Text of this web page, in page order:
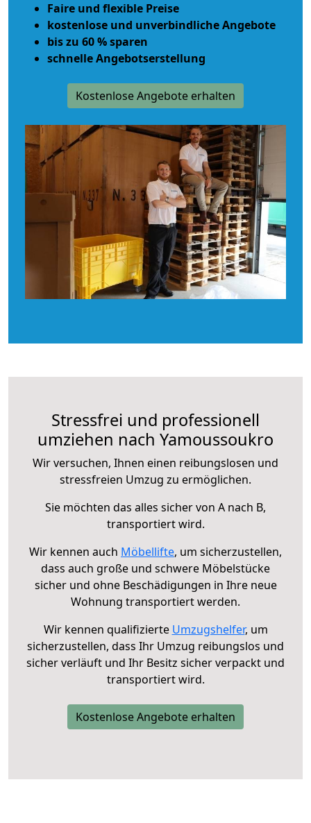
Faire und flexible Preise
kostenlose und unverbindliche Angebote
bis zu 60 % sparen
schnelle Angebotserstellung
Kostenlose Angebote erhalten
Stressfrei und professionell
umziehen nach Yamoussoukro
Wir versuchen, Ihnen einen reibungslosen und
stressfreien Umzug zu ermöglichen.
Sie möchten das alles sicher von A nach B,
transportiert wird.
Wir kennen auch Möbellifte, um sicherzustellen,
dass auch große und schwere Möbelstücke
sicher und ohne Beschädigungen in Ihre neue
Wohnung transportiert werden.
Wir kennen qualifizierte Umzugshelfer, um
sicherzustellen, dass Ihr Umzug reibungslos und
sicher verläuft und Ihr Besitz sicher verpackt und
transportiert wird.
Kostenlose Angebote erhalten